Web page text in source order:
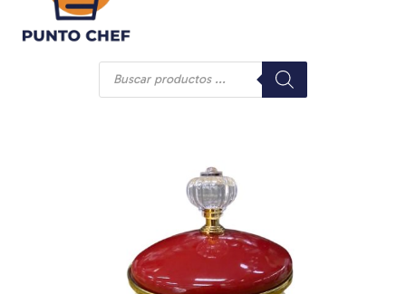
Búsqueda